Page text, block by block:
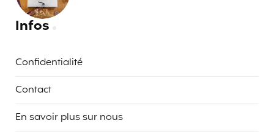
Infos
Confidentialité
Contact
En savoir plus sur nous